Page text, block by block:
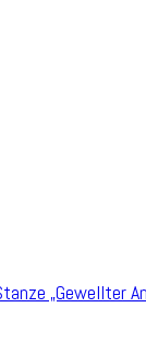
„Gewellter